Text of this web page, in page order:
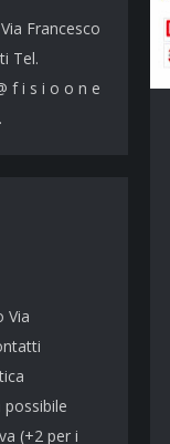
Francesco
Tel.
f i s i o o n e
Via
(+2 per i